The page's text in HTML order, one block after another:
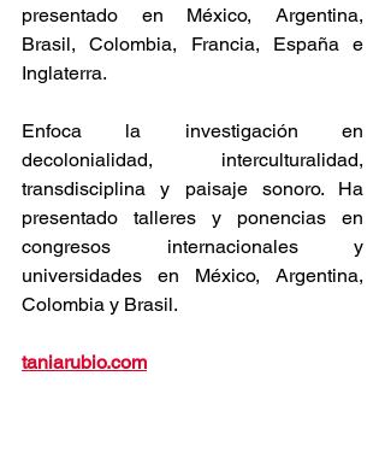
presentado en México, Argentina,
Brasil, Colombia, Francia, España e
Inglaterra.
Enfoca la investigación en
decolonialidad, interculturalidad,
transdisciplina y paisaje sonoro. Ha
presentado talleres y ponencias en
congresos internacionales y
universidades en México, Argentina,
Colombia y Brasil.
taniarubio.com